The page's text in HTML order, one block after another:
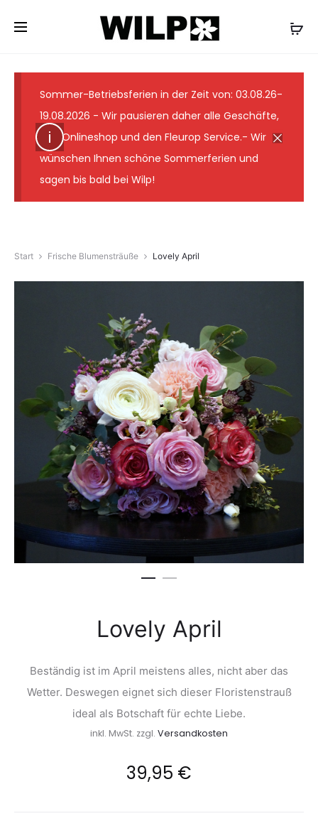
✓ Lieferung wie abgebildet ✓ Floristmeister seit 1931
✓ Günstige Versandkosten ✓ 7-Tage-
Sommer-Betriebsferien in der Zeit von: 03.08.26-
19.08.2026 - Wir pausieren daher alle Geschäfte,
den Onlineshop und den Fleurop Service.- Wir
wünschen Ihnen schöne Sommerferien und
sagen bis bald bei Wilp!
Start Frische Blumensträuße Lovely April
Lovely April
Beständig ist im April meistens alles, nicht aber das
Wetter. Deswegen eignet sich dieser Floristenstrauß
ideal als Botschaft für echte Liebe.
inkl. MwSt. zzgl. Versandkosten
39,95 €